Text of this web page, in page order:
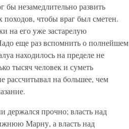
незамедлительно развить
походов, чтобы враг был сметен.
на его уже застарелую
еще раз вспомнить о полнейшем
находилось на пределе не
тысяч человек и суметь
рассчитывал на большее, чем
прочно; власть над
Марну, а власть над